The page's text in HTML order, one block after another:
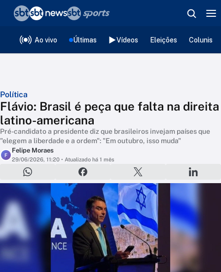
Ao vivo Últimas Vídeos Eleições
Política
Flávio: Brasil é peça que falta na direita
latino-americana
Pré-candidato a presidente diz que brasileiros invejam países que
"elegem a liberdade e a ordem": "Em outubro, isso muda"
F
Felipe Moraes
29/06/2026, 11:20 • Atualizado há 1 mês
❮voltar
Editorias